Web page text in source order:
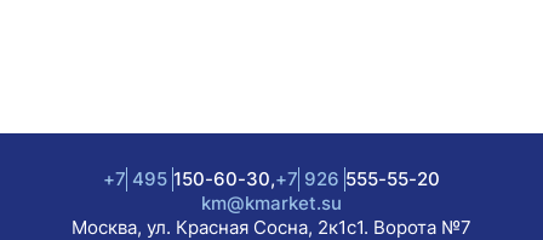
+7 495 150-60-30,+7 926 555-55-20
km@kmarket.su
Москва, ул. Красная Сосна, 2к1с1. Ворота №7